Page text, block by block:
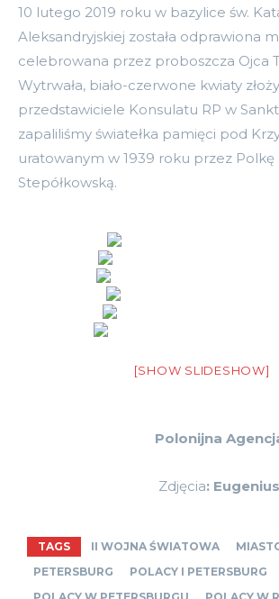
10 lutego 2019 roku w bazylice św.
Aleksandryjskiej została odprawiona
celebrowana przez proboszcza Ojca
Wytrwała, biało-czerwone kwiaty
przedstawiciele Konsulatu RP w
zapaliliśmy światełka pamięci pod
uratowanym w 1939 roku przez Polkę
Stepółkowską.
[SHOW SLIDESHOW]
Polonijna
Zdjęcia:
TAGS II WOJNA ŚWIATOWA
PETERSBURG
POLACY I PETERSBURG